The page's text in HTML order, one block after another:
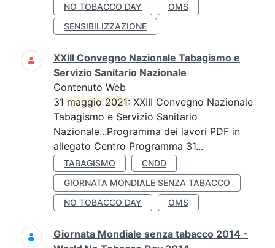
NO TOBACCO DAY
OMS
SENSIBILIZZAZIONE
XXIII Convegno Nazionale Tabagismo e
Servizio Sanitario Nazionale
Contenuto Web
31 maggio 2021: XXIII Convegno Nazionale
Tabagismo e Servizio Sanitario
Nazionale...Programma dei lavori PDF in
allegato Centro Programma 31...
TABAGISMO
CNDD
GIORNATA MONDIALE SENZA TABACCO
NO TOBACCO DAY
OMS
Giornata Mondiale senza tabacco 2014 -